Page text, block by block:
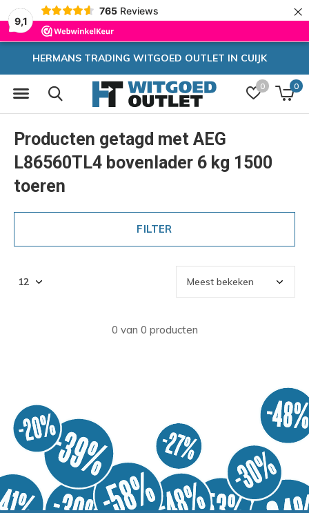
9,1
765 Reviews ×
0 0
IN CUIJK Zeer hoge korting
Producten getagd met AEG
L86560TL4 bovenlader 6 kg 1500
toeren
FILTER
0 van 0 producten